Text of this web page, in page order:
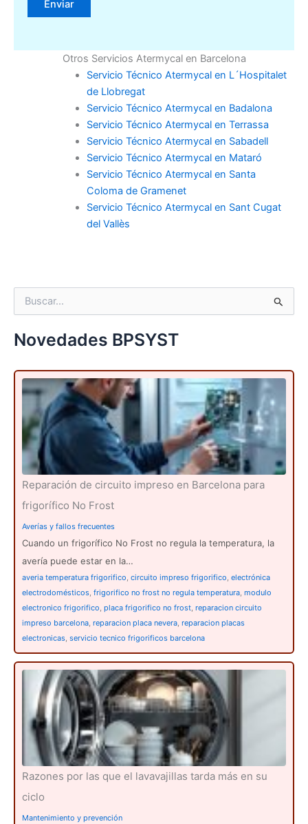
Otros Servicios Atermycal en Barcelona
Servicio Técnico Atermycal en L´Hospitalet
de Llobregat
Servicio Técnico Atermycal en Badalona
Servicio Técnico Atermycal en Terrassa
Servicio Técnico Atermycal en Sabadell
Servicio Técnico Atermycal en Mataró
Servicio Técnico Atermycal en Santa
Coloma de Gramenet
Servicio Técnico Atermycal en Sant Cugat
del Vallès
c
a
p
Novedades BPSYST
Reparación de circuito impreso en Barcelona para
frigorífico No Frost
Averías y fallos frecuentes
Cuando un frigorífico No Frost no regula la temperatura, la
avería puede estar en la…
averia temperatura frigorifico circuito impreso frigorifico electrónica
electrodomésticos frigorifico no frost no regula temperatura modulo
electronico frigorifico placa frigorifico no frost reparacion circuito
impreso barcelona reparacion placa nevera reparacion placas
electronicas servicio tecnico frigorificos barcelona
Razones por las que el lavavajillas tarda más en su
ciclo
Mantenimiento y prevención